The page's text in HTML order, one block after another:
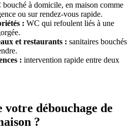
bouché à domicile, en maison comme
ou sur rendez-vous rapide.
: WC qui refoulent liés à une
et restaurants : sanitaires bouchés
: intervention rapide entre deux
votre débouchage de
?